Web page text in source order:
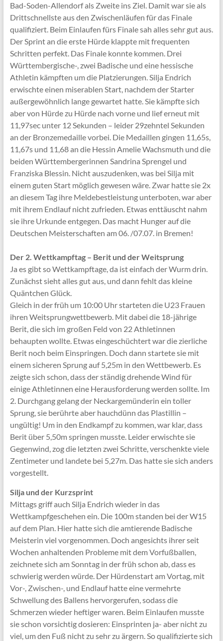
Bad-Soden-Allendorf als Zweite ins Ziel. Damit war sie als
Drittschnellste aus den Zwischenläufen für das Finale
qualifiziert. Beim Einlaufen fürs Finale sah alles sehr gut aus.
Der Sprint an die erste Hürde klappte mit frequenten
Schritten perfekt. Das Finale konnte kommen. Drei
Württembergische-, zwei Badische und eine hessische
Athletin kämpften um die Platzierungen. Silja Endrich
erwischte einen miserablen Start, nachdem der Starter
außergewöhnlich lange gewartet hatte. Sie kämpfte sich
aber von Hürde zu Hürde nach vorne und lief erneut mit
11,97sec unter 12 Sekunden – leider 29zehntel Sekunden
an der Bronzemedaille vorbei. Die Medaillen gingen 11,65s,
11,67s und 11,68 an die Hessin Amelie Wachsmuth und die
beiden Württembergerinnen Sandrina Sprengel und
Franziska Blessin. Nicht auszudenken, was bei Silja mit
einem guten Start möglich gewesen wäre. Zwar hatte sie 2x
an diesem Tag ihre Meldebestleistung unterboten, war aber
mit ihrem Endlauf nicht zufrieden. Etwas enttäuscht nahm
sie ihre Urkunde entgegen. Das macht Hunger auf die
Deutschen Meisterschaften am 06. /07.07. in Bremen!
Der 2. Wettkampftag – Berit und der Weitsprung
Ja es gibt so Wettkampftage, da ist einfach der Wurm drin.
Zunächst sieht alles gut aus, und dann fehlt das kleine
Quäntchen Glück.
Gleich in der früh um 10:00 Uhr starteten die U23 Frauen
ihren Weitsprungwettbewerb. Mit dabei die 18-jährige
Berit, die sich im großen Feld von 22 Athletinnen
behaupten wollte. Etwas eingeschüchtert war die zierliche
Berit noch beim Einspringen. Doch dann startete sie mit
einem sicheren Sprung auf 5,25m in den Wettbewerb. Es
zeigte sich schon, dass der ständig drehende Wind für
einige Athletinnen eine Herausforderung werden sollte. Im
2. Durchgang gelang der Neckargemünderin ein toller
Sprung, sie berührte aber hauchdünn das Plastillin –
ungültig! Um in den Endkampf zu kommen, war klar, dass
Berit über 5,50m springen musste. Leider erwischte sie
Gegenwind, zog die letzten zwei Schritte, verschenkte viele
Zentimeter und landete bei 5,27m. Das hatte sie sich anders
vorgestellt.
Silja und der Kurzsprint
Mittags griff auch Silja Endrich wieder in das
Wettkampfgeschehen ein. Die 100m standen bei der W15
auf dem Plan. Hier hatte sich die amtierende Badische
Meisterin viel vorgenommen. Doch angesichts ihrer seit
Wochen anhaltenden Probleme mit dem Vorfußballen,
zeichnete sich am Sonntag in der früh schon ab, dass es
schwierig werden würde. Der Hürdenstart am Vortag, mit
Vor-, Zwischen-, und Endlauf hatte eine vermehrte
Schwellung des Ballens hervorgerufen, sodass die
Schmerzen wieder heftiger waren. Beim Einlaufen musste
sie schon vorsichtig dosieren: Einsprinten ja- aber nicht zu
viel, um den Fuß nicht zu sehr zu ärgern. So qualifizierte sich